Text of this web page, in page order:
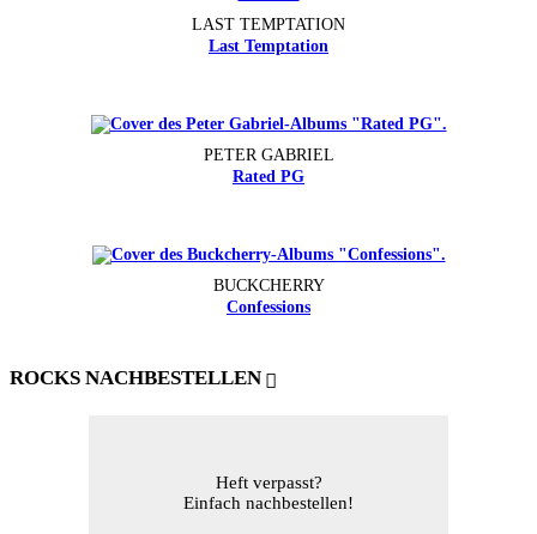
LAST TEMPTATION
Last Temptation
PETER GABRIEL
Rated PG
BUCKCHERRY
Confessions
ROCKS NACHBESTELLEN
Heft verpasst?
Einfach nachbestellen!